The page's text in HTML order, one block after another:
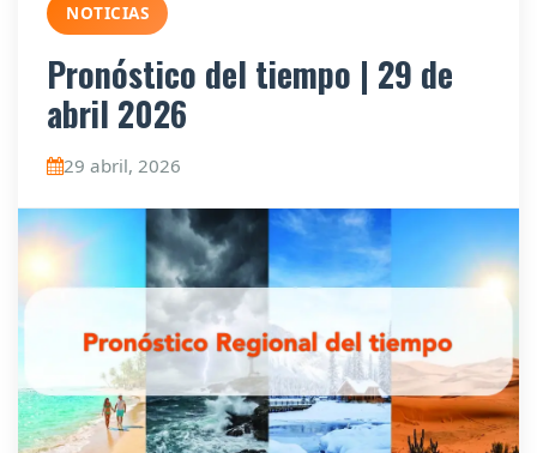
NOTICIAS
Pronóstico del tiempo | 29 de
abril 2026
29 abril, 2026